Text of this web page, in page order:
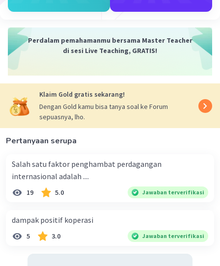
Perdalam pemahamanmu bersama Master Teacher
di sesi Live Teaching, GRATIS!
Klaim Gold gratis sekarang!
Dengan Gold kamu bisa tanya soal ke Forum
sepuasnya, lho.
Pertanyaan serupa
Salah satu faktor penghambat perdagangan
internasional adalah ....
19 5.0 Jawaban terverifikasi
dampak positif koperasi
5 3.0 Jawaban terverifikasi